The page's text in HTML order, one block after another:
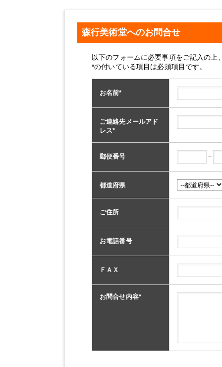
森行美術堂へのお問合せ
以下のフォームに必要事項をご記入の
*の付いている項目は必須項目です。
お名前*
ご連絡先メールアド
レス*
郵便番号 －
都道府県
ご住所
お電話番号
ＦＡＸ
お問合せ内容*